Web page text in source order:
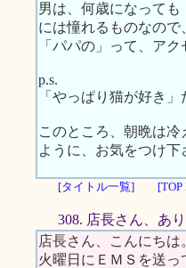
男は、何歳になって
には憧れるものなの
「パパの」って、ア
p.s.
「やっぱり猫が好き
このところ、朝晩は
ように、お気をつけ下
[タイトル一覧] [TOP
308. 店長さん、あ
店長さん、こんにちは
火曜日にＥＭＳを送っ